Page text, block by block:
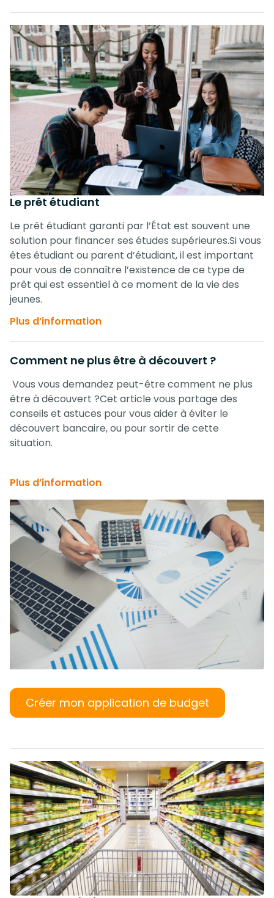
Le prêt étudiant
Le prêt étudiant garanti par l’État est souvent une
solution pour financer ses études supérieures.Si vous
êtes étudiant ou parent d’étudiant, il est important
pour vous de connaître l’existence de ce type de
prêt qui est essentiel à ce moment de la vie des
jeunes.
Plus d’information
Comment ne plus être à découvert ?
Vous vous demandez peut-être comment ne plus
être à découvert ?Cet article vous partage des
conseils et astuces pour vous aider à éviter le
découvert bancaire, ou pour sortir de cette
situation.
Plus d’information
Créer mon application de budget